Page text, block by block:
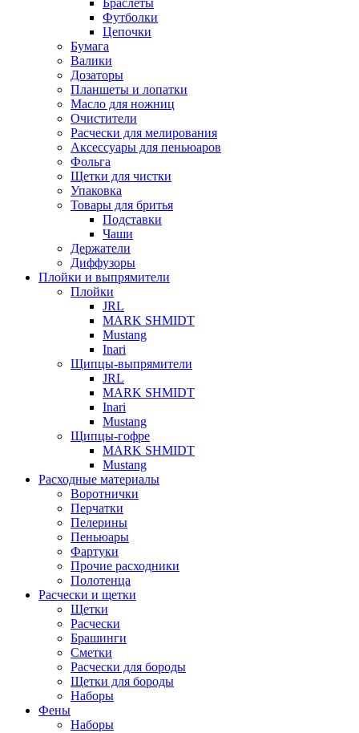
Браслеты
Футболки
Цепочки
Бумага
Валики
Дозаторы
Планшеты и лопатки
Масло для ножниц
Очистители
Расчески для мелирования
Аксессуары для пеньюаров
Фольга
Щетки для чистки
Упаковка
Товары для бритья
Подставки
Чаши
Держатели
Диффузоры
Плойки и выпрямители
Плойки
JRL
MARK SHMIDT
Mustang
Inari
Щипцы-выпрямители
JRL
MARK SHMIDT
Inari
Mustang
Щипцы-гофре
MARK SHMIDT
Mustang
Расходные материалы
Воротнички
Перчатки
Пелерины
Пеньюары
Фартуки
Прочие расходники
Полотенца
Расчески и щетки
Щетки
Расчески
Брашинги
Сметки
Расчески для бороды
Щетки для бороды
Наборы
Фены
Наборы